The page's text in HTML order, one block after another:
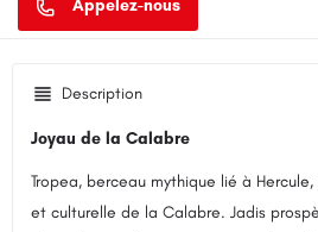
Description
Joyau de la Calabre
Tropea, berceau mythique lié à
et culturelle de la Calabre. Jadis